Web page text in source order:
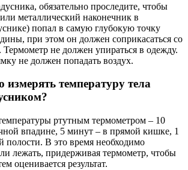
обязательно проследите, чтобы
металлический наконечник в
попал в самую глубокую точку
при этом он должен соприкасаться со
Термометр не должен упираться в одежду.
не должен попадать воздух.
температуру тела
ртутным термометром – 10
впадине, 5 минут – в прямой кишке, 1
полости. В это время необходимо
лежать, придерживая термометр, чтобы
оценивается результат.